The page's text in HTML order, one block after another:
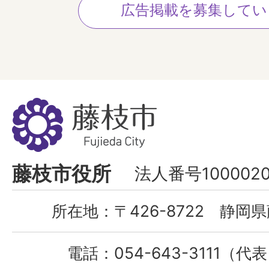
広告掲載を募集して
藤
枝
市
Fujieda
City
藤枝市役所 法人番号
所在地： 〒426-8722 静岡県
電話： 054-643-3111（代